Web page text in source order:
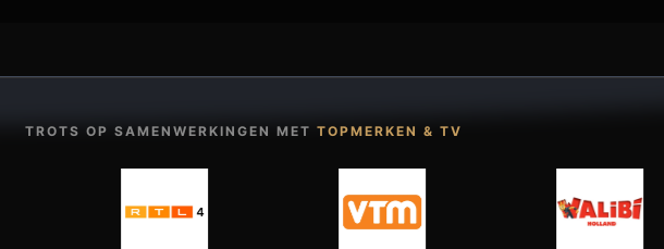
TROTS OP SAMENWERKINGEN MET TOPMERKEN & TV